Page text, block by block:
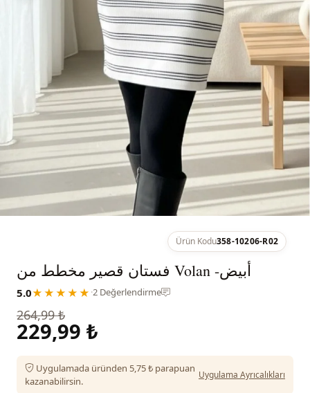
Ürün Kodu358-10206-R02
فستان قصير مخطط من Volan -أبيض
5.0★★★★★ ·2 Değerlendirme
264,99 ₺
229,99 ₺
Uygulamada üründen 5,75 ₺ parapuan
kazanabilirsin.
Uygulama Ayrıcalıkları